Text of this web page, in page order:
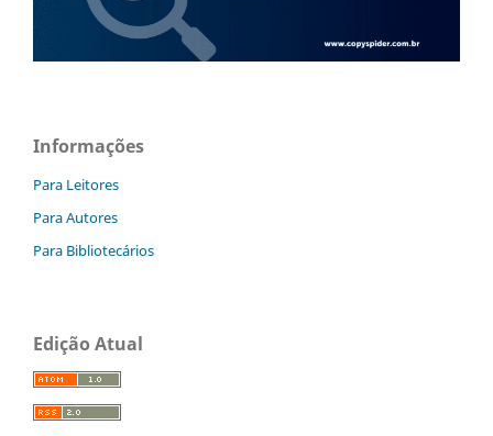
Informações
Para Leitores
Para Autores
Para Bibliotecários
Edição Atual